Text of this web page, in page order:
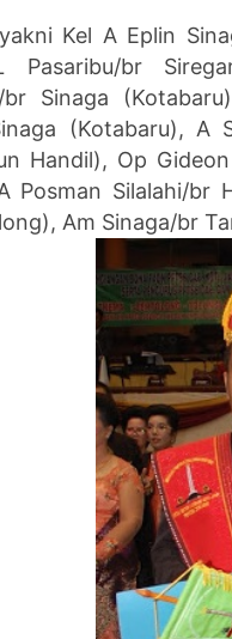
Kel A Eplin
Pasaribu/br
br Sinaga
(Kotabaru), A
Handil), Op
Posman Silalahi/
Am Sinaga/br